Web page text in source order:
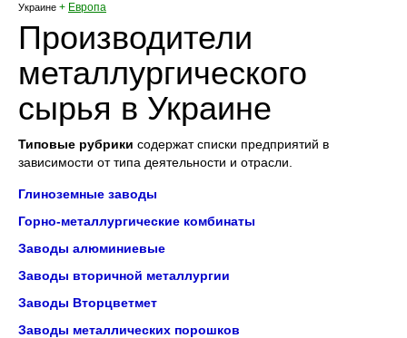
Украине + Европа
Производители
металлургического
сырья в Украине
Типовые рубрики содержат списки предприятий в
зависимости от типа деятельности и отрасли.
Глиноземные заводы
Горно-металлургические комбинаты
Заводы алюминиевые
Заводы вторичной металлургии
Заводы Вторцветмет
Заводы металлических порошков